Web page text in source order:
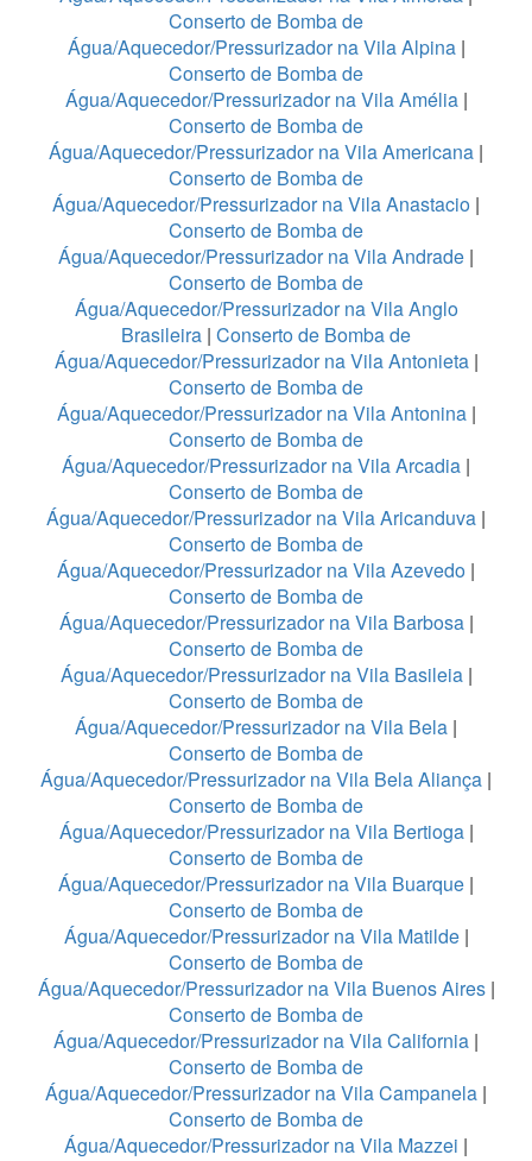
Conserto de Bomba de
Água/Aquecedor/Pressurizador na Vila Alpina |
Conserto de Bomba de
Água/Aquecedor/Pressurizador na Vila Amélia |
Conserto de Bomba de
Água/Aquecedor/Pressurizador na Vila Americana |
Conserto de Bomba de
Água/Aquecedor/Pressurizador na Vila Anastacio |
Conserto de Bomba de
Água/Aquecedor/Pressurizador na Vila Andrade |
Conserto de Bomba de
Água/Aquecedor/Pressurizador na Vila Anglo
Brasileira | Conserto de Bomba de
Água/Aquecedor/Pressurizador na Vila Antonieta|
Conserto de Bomba de
Água/Aquecedor/Pressurizador na Vila Antonina|
Conserto de Bomba de
Água/Aquecedor/Pressurizador na Vila Arcadia |
Conserto de Bomba de
Água/Aquecedor/Pressurizador na Vila Aricanduva |
Conserto de Bomba de
Água/Aquecedor/Pressurizador na Vila Azevedo |
Conserto de Bomba de
Água/Aquecedor/Pressurizador na Vila Barbosa|
Conserto de Bomba de
Água/Aquecedor/Pressurizador na Vila Basileia|
Conserto de Bomba de
Água/Aquecedor/Pressurizador na Vila Bela |
Conserto de Bomba de
Água/Aquecedor/Pressurizador na Vila Bela Aliança |
Conserto de Bomba de
Água/Aquecedor/Pressurizador na Vila Bertioga|
Conserto de Bomba de
Água/Aquecedor/Pressurizador na Vila Buarque |
Conserto de Bomba de
Água/Aquecedor/Pressurizador na Vila Matilde|
Conserto de Bomba de
Água/Aquecedor/Pressurizador na Vila Buenos Aires|
Conserto de Bomba de
Água/Aquecedor/Pressurizador na Vila California |
Conserto de Bomba de
Água/Aquecedor/Pressurizador na Vila Campanela |
Conserto de Bomba de
Água/Aquecedor/Pressurizador na Vila Mazzei |